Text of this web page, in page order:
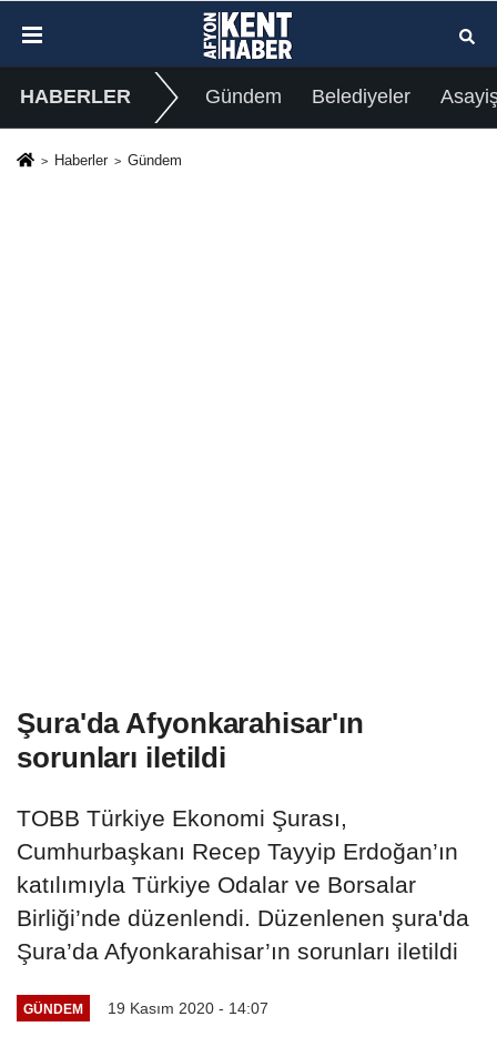
HABERLER Gündem Belediyeler
Haberler Gündem
Şura'da Afyonkarahisar'ın
sorunları iletildi
TOBB Türkiye Ekonomi Şurası,
Cumhurbaşkanı Recep Tayyip Erdoğan’ın
katılımıyla Türkiye Odalar ve Borsalar
Birliği’nde düzenlendi. Düzenlenen şura'da
Şura’da Afyonkarahisar’ın sorunları iletildi
GÜNDEM 19 Kasım 2020 - 14:07